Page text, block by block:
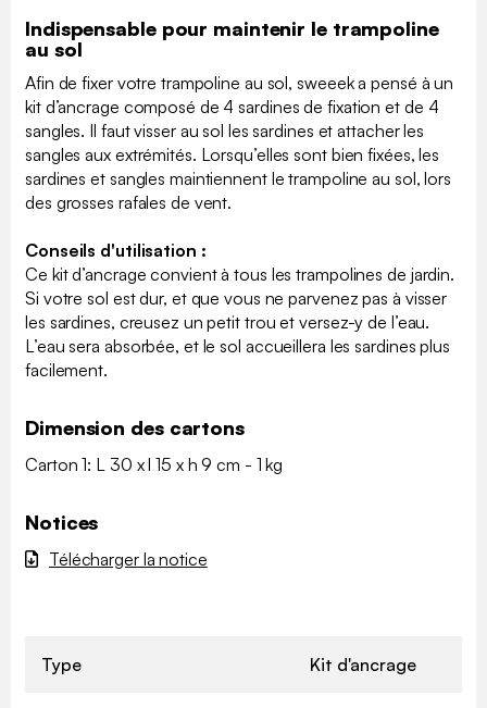
Indispensable pour maintenir le trampoline
au sol
Afin de fixer votre trampoline au sol, sweeek a pensé à un
kit d’ancrage composé de 4 sardines de fixation et de 4
sangles. Il faut visser au sol les sardines et attacher les
sangles aux extrémités. Lorsqu’elles sont bien fixées, les
sardines et sangles maintiennent le trampoline au sol, lors
des grosses rafales de vent.
Conseils d'utilisation :
Ce kit d’ancrage convient à tous les trampolines de jardin.
Si votre sol est dur, et que vous ne parvenez pas à visser
les sardines, creusez un petit trou et versez-y de l’eau.
L’eau sera absorbée, et le sol accueillera les sardines plus
facilement.
Dimension des cartons
Carton 1: L 30 x l 15 x h 9 cm - 1 kg
Notices
Télécharger la notice
Type Kit d'ancrage